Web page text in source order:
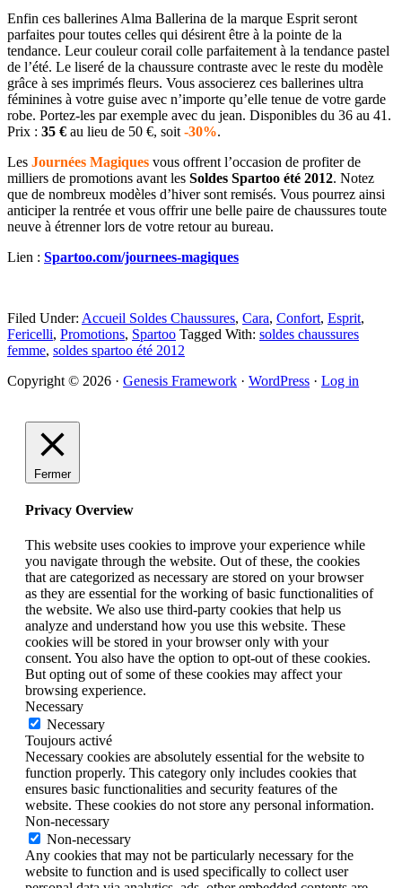
Enfin ces ballerines Alma Ballerina de la marque Esprit seront
parfaites pour toutes celles qui désirent être à la pointe de la
tendance. Leur couleur corail colle parfaitement à la tendance pastel
de l’été. Le liseré de la chaussure contraste avec le reste du modèle
grâce à ses imprimés fleurs. Vous associerez ces ballerines ultra
féminines à votre guise avec n’importe qu’elle tenue de votre garde
robe. Portez-les par exemple avec du jean. Disponibles du 36 au 41.
Prix : 35 € au lieu de 50 €, soit -30%.
Les Journées Magiques vous offrent l’occasion de profiter de
milliers de promotions avant les Soldes Spartoo été 2012. Notez
que de nombreux modèles d’hiver sont remisés. Vous pourrez ainsi
anticiper la rentrée et vous offrir une belle paire de chaussures toute
neuve à étrenner lors de votre retour au bureau.
Lien : Spartoo.com/journees-magiques
Filed Under: Accueil Soldes Chaussures, Cara, Confort, Esprit,
Fericelli, Promotions, Spartoo Tagged With: soldes chaussures
femme, soldes spartoo été 2012
Primary
Copyright © 2026 · Genesis Framework · WordPress · Log in
Fermer
Privacy Overview
This website uses cookies to improve your experience while
you navigate through the website. Out of these, the cookies
that are categorized as necessary are stored on your browser
as they are essential for the working of basic functionalities of
the website. We also use third-party cookies that help us
analyze and understand how you use this website. These
cookies will be stored in your browser only with your
consent. You also have the option to opt-out of these cookies.
But opting out of some of these cookies may affect your
browsing experience.
Necessary
Necessary
Toujours activé
Necessary cookies are absolutely essential for the website to
function properly. This category only includes cookies that
ensures basic functionalities and security features of the
website. These cookies do not store any personal information.
Non-necessary
Non-necessary
Any cookies that may not be particularly necessary for the
website to function and is used specifically to collect user